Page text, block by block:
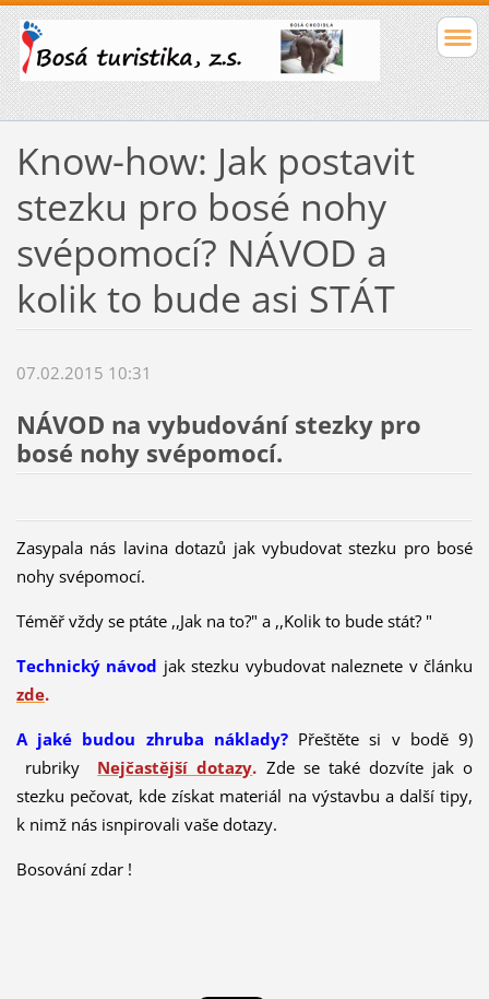
Know-how: Jak postavit
stezku pro bosé nohy
svépomocí? NÁVOD a
kolik to bude asi STÁT
07.02.2015 10:31
NÁVOD na vybudování stezky pro
bosé nohy svépomocí.
Zasypala nás lavina dotazů jak vybudovat stezku pro bosé
nohy svépomocí.
Téměř vždy se ptáte ,,Jak na to?" a ,,Kolik to bude stát? "
Technický návod jak stezku vybudovat naleznete v článku
zde.
A jaké budou zhruba náklady? Přeštěte si v bodě 9)
rubriky
Nejčastější dotazy. Zde se také dozvíte jak o
stezku pečovat, kde získat materiál na výstavbu a další tipy,
k nimž nás isnpirovali vaše dotazy.
Bosování zdar !